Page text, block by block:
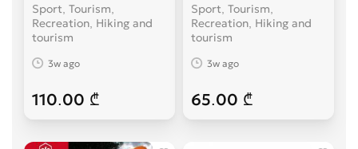
Sport, Tourism,
Recreation, Hiking and
tourism
3w ago
110.00 ₾
Sport, Tourism,
Recreation, Hiking and
tourism
3w ago
65.00 ₾